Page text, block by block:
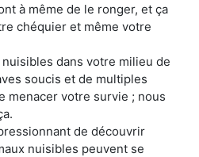
à même de le ronger, et ça
chéquier et même votre
dans votre milieu de
soucis et de multiples
menacer votre survie ; nous
de découvrir
nuisibles peuvent se